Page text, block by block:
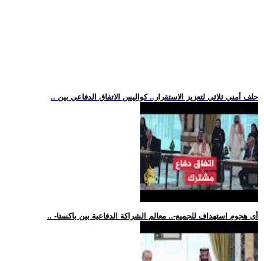
.. حلف أمني ثلاثي لتعزيز الاستقرار.. كواليس الاتفاق الدفاعي بين
.. -أي هجوم استهداف للجميع-.. معالم الشراكة الدفاعية بين باكستا